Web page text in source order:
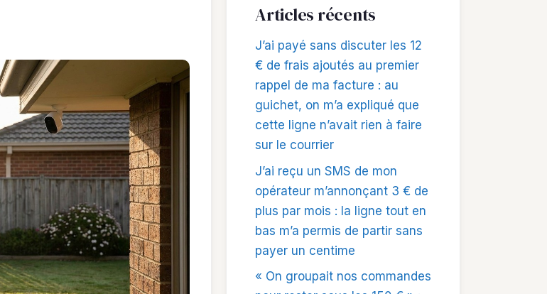
Articles récents
J’ai payé sans discuter les 12
€ de frais ajoutés au premier
rappel de ma facture : au
guichet, on m’a expliqué que
cette ligne n’avait rien à faire
sur le courrier
J’ai reçu un SMS de mon
opérateur m’annonçant 3 € de
plus par mois : la ligne tout en
bas m’a permis de partir sans
payer un centime
« On groupait nos commandes